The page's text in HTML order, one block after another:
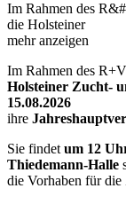
Im Rahmen des
die Holsteiner
mehr anzeigen
Im Rahmen des
Holsteiner Zucht-
15.08.2026
ihre
Sie findet um 12
Thiedemann-Halle
die Vorhaben für